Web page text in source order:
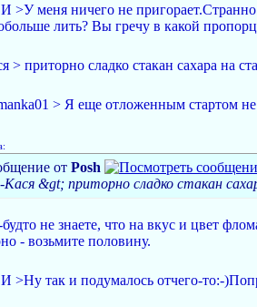
>У меня ничего не
лить? Вы гречу в какой
> приторно сладко стакан сахара на
> Я еще отложенным стартом
от Posh
Кася &gt; приторно сладко стакан
не знаете, что на вкус и цвет
- возьмите половину.
>Ну так и подумалось отчего-то:-